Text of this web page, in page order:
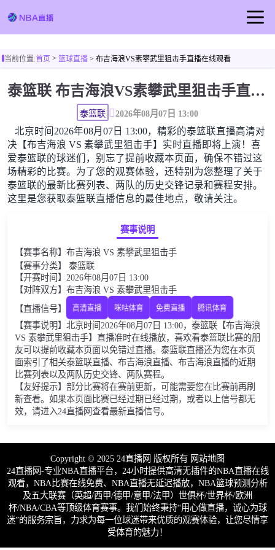
足球直播
篮球视频
当前位置:首页> 篮球直播> 布吉海浪VS素攀武里狙击手直播在线观看
泰篮联 布吉海浪VS素攀武里狙击手直播在线观看高清无插件
泰篮联 2026年08月07日 13:00
北京时间2026年08月07日 13:00，精彩的泰篮联直播高清对
决【布吉海浪 VS 素攀武里狙击手】实时直播即将上演！喜
爱泰篮联的球迷们，别忘了提前收藏本页面，确保不错过这
场精彩的比赛。为了您的观赛体验，还特别为您整理了关于
泰篮联的最新比赛列表、两队的历史交锋记录和赛程安排。
这里是您获取泰篮联直播信息的最佳地点，敬请关注。
赛事说明
【赛事名称】布吉海浪 VS 素攀武里狙击手
【赛事分类】 泰篮联
【开赛时间】2026年08月07日 13:00
【对阵双方】布吉海浪 VS 素攀武里狙击手
【直播信号】
高清直播 咪咕体育 免费直播 腾讯体育
【赛事说明】北京时间2026年08月07日 13:00，泰篮联【布吉海浪
VS 素攀武里狙击手】直播准时在线播放，喜欢看泰篮联比赛的朋
友可以提前收藏本页面以免错过直播。泰篮联直播还为您在本页
面索引了相关泰篮联直播、布吉海浪直播、布吉海浪直播的近期
比赛列表以及两队历史交锋、两队赛程。
【友好提示】部分比赛将在赛前更新，可能需要您在比赛前再刷
新查看。如果本页面比赛已经过期已经过期，或者以上信号都无
效，请进入24直播网查看最新直播信号。
Copyright © 2025 24直播网 版权所有 网站地图
24直播网-专业NBA直播平台，24小时提供高清无插件的NBA直播在线
观看，NBA比赛在线免费、NBA直播无延迟播放，NBA篮球预测分析
及五大联赛（英超/西甲/德甲/意甲/法甲）世俱杯/世界杯/欧洲
杯/NBA/CBA等顶级体育赛事。我们始终秉持“用心做直播，诚心为球
迷”的服务宗旨，力求为每一位球迷带来优质的观赛体验，让您尽情享
受体育的魅力！